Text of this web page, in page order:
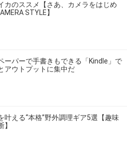
カのススメ【さあ、カメラをはじめ
STYLE】
ーパーで手書きもできる「Kindle」で
アウトプットに集中だ
叶える“本格”野外調理ギア5選【趣味